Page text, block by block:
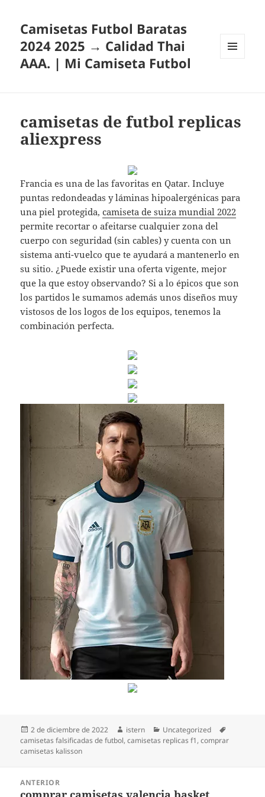
Camisetas Futbol Baratas
2024 2025 → Calidad Thai
AAA. | Mi Camiseta Futbol
camisetas de futbol replicas
aliexpress
Francia es una de las favoritas en Qatar. Incluye
puntas redondeadas y láminas hipoalergénicas para
una piel protegida,camiseta de suiza mundial 2022
permite recortar o afeitarse cualquier zona del
cuerpo con seguridad (sin cables) y cuenta con un
sistema anti-vuelco que te ayudará a mantenerlo en
su sitio. ¿Puede existir una oferta vigente, mejor
que la que estoy observando? Si a lo épicos que son
los partidos le sumamos además unos diseños muy
vistosos de los logos de los equipos, tenemos la
combinación perfecta.
Publicado
el
2 de diciembre de 2022 Autor
istern Categorías
Uncategorized
camisetas falsificadas de futbol,camisetas replicas f1,comprar
camisetas kalisson
ANTERIOR